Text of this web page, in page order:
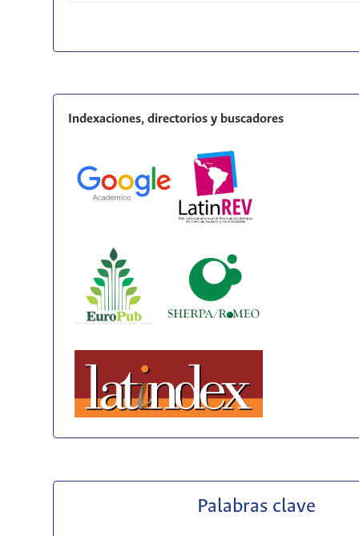
Indexaciones, directorios y buscadores
Palabras clave